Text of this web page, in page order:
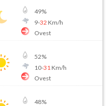
49%
9-32 Km/h
Ovest
52%
10-31 Km/h
Ovest
48%